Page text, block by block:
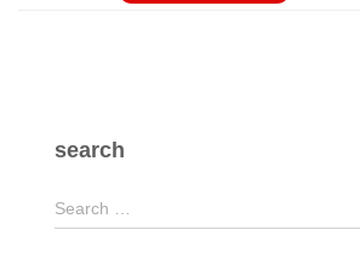
search
S
e
Search …